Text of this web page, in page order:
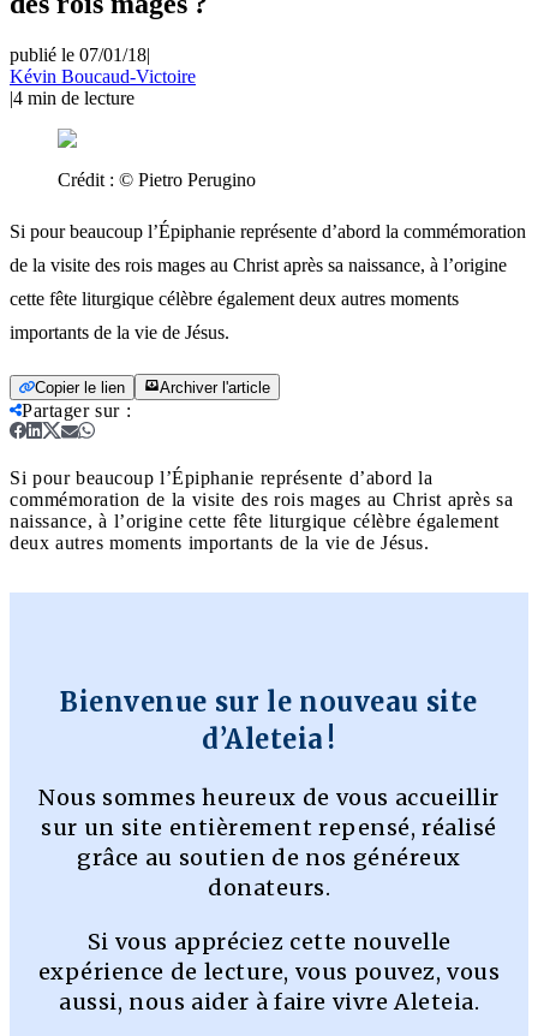
publié le 07/01/18|
Kévin Boucaud-Victoire
|4 min de lecture
Crédit : © Pietro Perugino
Si pour beaucoup l’Épiphanie représente d’abord la commémoration
de la visite des rois mages au Christ après sa naissance, à l’origine
cette fête liturgique célèbre également deux autres moments
importants de la vie de Jésus.
Copier le lien Archiver l'article
Partager sur:
Si pour beaucoup l’Épiphanie représente d’abord la
commémoration de la visite des rois mages au Christ après sa
naissance, à l’origine cette fête liturgique célèbre également
deux autres moments importants de la vie de Jésus.
Bienvenue sur le nouveau site
d’Aleteia !
Nous sommes heureux de vous accueillir
sur un site entièrement repensé, réalisé
grâce au soutien de nos généreux
donateurs.
Si vous appréciez cette nouvelle
expérience de lecture, vous pouvez, vous
aussi, nous aider à faire vivre Aleteia.